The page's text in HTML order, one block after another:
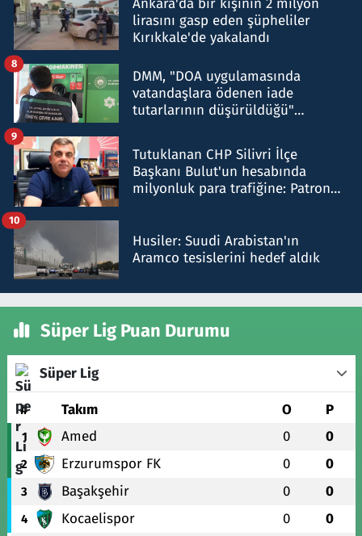
Ankara'da bir kişinin 2 milyon
lirasını gasp eden şüpheliler
Kırıkkale'de yakalandı
DMM, "DOA uygulamasında
vatandaşlara ödenen iade
tutarlarının düşürüldüğü"
8
Tutuklanan CHP Silivri İlçe
Başkanı Bulut'un hesabında
milyonluk para trafiğine: Patron
9
Husiler: Suudi Arabistan'ın
Aramco tesislerini hedef aldık
10
Süper Lig Puan Durumu
Süper Lig
# Takım O P
1 Amed 0 0
2 Erzurumspor FK 0 0
3 Başakşehir 0 0
4 Kocaelispor 0 0